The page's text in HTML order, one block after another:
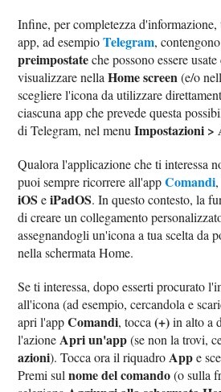
Infine, per completezza d'informazione,
app, ad esempioTelegram,
preimpostateche possono essere
visualizzare nellaHome screen(e/o
scegliere l'icona da utilizzare
ciascuna app che prevede questa
di Telegram, nel menuImpostazioni >
Qualora l'applicazione che ti interessa
puoi sempre ricorrere all'appComandi
iOS eiPadOS. In questo contesto, la
di creare un collegamento
assegnandogli un'icona a tua scelta da
nella schermata Home.
Se ti interessa, dopo esserti procurato
all'icona (ad esempio, cercandola e
apri l'appComandi, tocca(+)in alto a
l'azioneApri un'app(se non la trovi,
azioni). Tocca ora il riquadroAppe
Premi sulnome del comando(o sulla